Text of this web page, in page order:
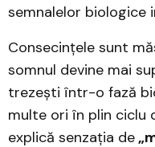
semnalelor biologice
Consecințele sunt
somnul devine mai
trezești într-o fază
multe ori în plin ciclu
explică senzația de